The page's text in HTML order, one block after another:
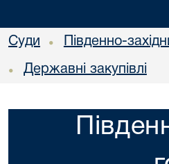
Суди • Південно-
• Державні закупівлі